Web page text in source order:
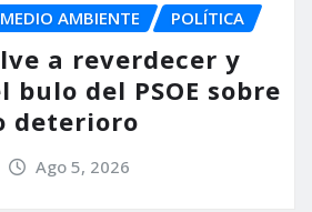
MEDIO AMBIENTE POLÍTICA
a reverdecer y
bulo del PSOE sobre
deterioro
Ago 5, 2026